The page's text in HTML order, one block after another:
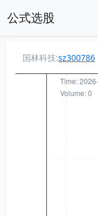
公式选股
国林科技:sz300786